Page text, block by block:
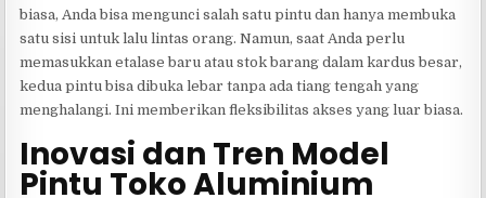
biasa, Anda bisa mengunci salah satu pintu dan hanya membuka
satu sisi untuk lalu lintas orang. Namun, saat Anda perlu
memasukkan etalase baru atau stok barang dalam kardus besar,
kedua pintu bisa dibuka lebar tanpa ada tiang tengah yang
menghalangi. Ini memberikan fleksibilitas akses yang luar biasa.
Inovasi dan Tren Model
Pintu Toko Aluminium